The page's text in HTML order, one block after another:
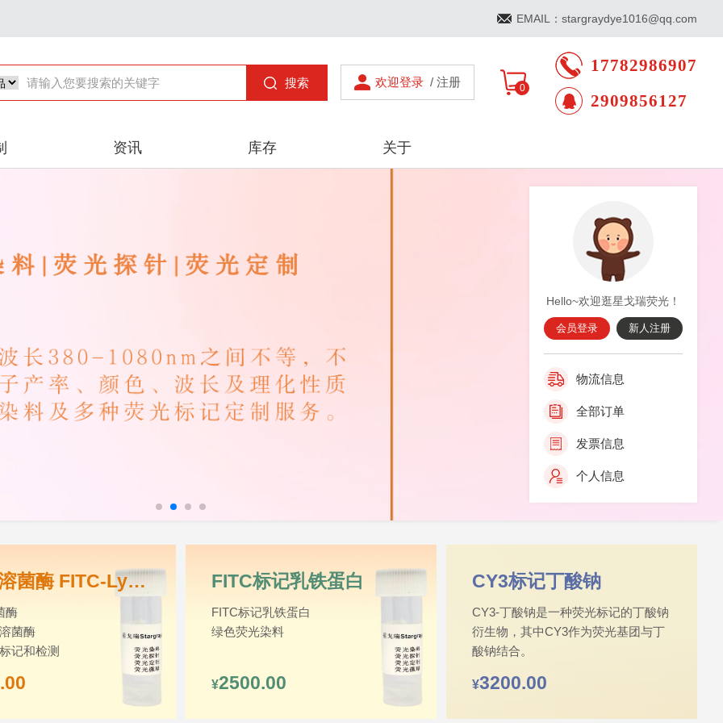
EMAIL：stargraydye1016@qq.com
搜索 欢迎登录 / 注册 0
17782986907
2909856127
资讯 库存 关于
Hello~欢迎逛星戈瑞荧光！
会员登录 新人注册
物流信息
全部订单
发票信息
个人信息
FITC-溶菌酶 FITC-Lysozyme
酶
菌酶
记和检测
FITC标记乳铁蛋白
‌FITC标记乳铁蛋白
绿色荧光染料
¥2500.00
CY3标记丁酸钠
‌CY3-丁酸钠是一种荧光标记的丁酸钠
衍生物，其中CY3作为荧光基团与丁
酸钠结合‌。
¥3200.00